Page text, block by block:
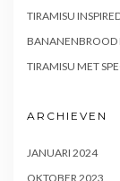
TIRAMISU
BANANENBROOD
TIRAMISU MET
ARCHIEVEN
JANUARI 2024
OKTOBER 2023